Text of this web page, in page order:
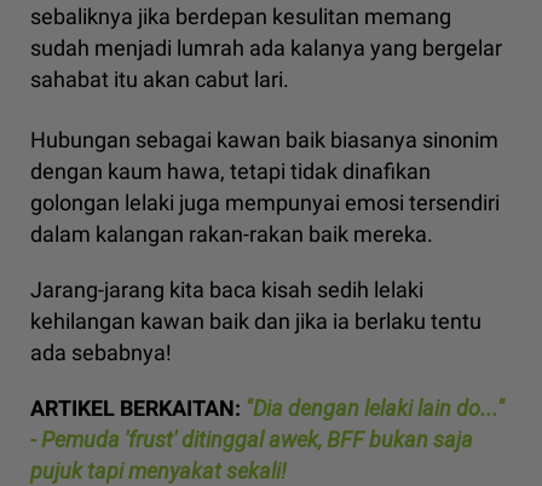
sebaliknya jika berdepan kesulitan memang
sudah menjadi lumrah ada kalanya yang bergelar
sahabat itu akan cabut lari.
Hubungan sebagai kawan baik biasanya sinonim
dengan kaum hawa, tetapi tidak dinafikan
golongan lelaki juga mempunyai emosi tersendiri
dalam kalangan rakan-rakan baik mereka.
Jarang-jarang kita baca kisah sedih lelaki
kehilangan kawan baik dan jika ia berlaku tentu
ada sebabnya!
ARTIKEL BERKAITAN: "Dia dengan lelaki lain do..."
- Pemuda 'frust' ditinggal awek, BFF bukan saja
pujuk tapi menyakat sekali!